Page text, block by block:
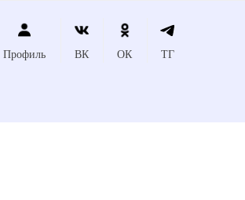
Профиль ВК ОК ТГ